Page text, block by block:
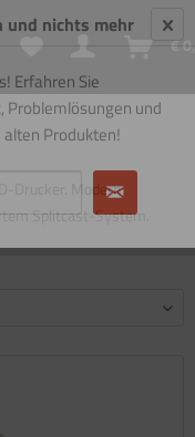
€
Drucker. Modern,
Splitcast-System.
und nichts mehr
Erfahren Sie
Problemlösungen und
Produkten!